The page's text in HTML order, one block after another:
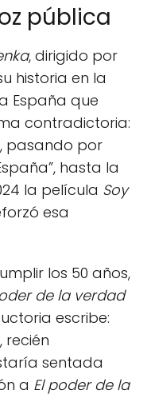
pública
, dirigido por
historia en la
España que
contradictoria:
pasando por
hasta la
la película Soy
esa
los 50 años,
de la verdad
escribe:
recién
sentada
a El poder de la